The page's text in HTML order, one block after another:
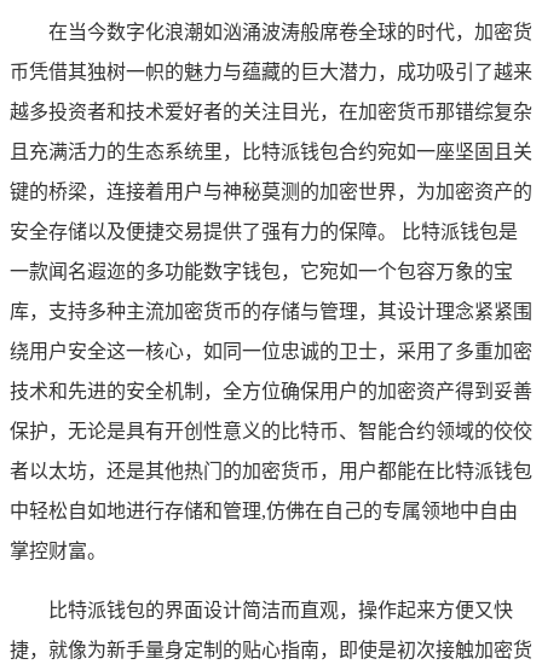
在当今数字化浪潮如汹涌波涛般席卷全球的时代，加密货
币凭借其独树一帜的魅力与蕴藏的巨大潜力，成功吸引了越来
越多投资者和技术爱好者的关注目光，在加密货币那错综复杂
且充满活力的生态系统里，比特派钱包合约宛如一座坚固且关
键的桥梁，连接着用户与神秘莫测的加密世界，为加密资产的
安全存储以及便捷交易提供了强有力的保障。 比特派钱包是
一款闻名遐迩的多功能数字钱包，它宛如一个包容万象的宝
库，支持多种主流加密货币的存储与管理，其设计理念紧紧围
绕用户安全这一核心，如同一位忠诚的卫士，采用了多重加密
技术和先进的安全机制，全方位确保用户的加密资产得到妥善
保护，无论是具有开创性意义的比特币、智能合约领域的佼佼
者以太坊，还是其他热门的加密货币，用户都能在比特派钱包
中轻松自如地进行存储和管理,仿佛在自己的专属领地中自由
掌控财富。
比特派钱包的界面设计简洁而直观，操作起来方便又快
捷，就像为新手量身定制的贴心指南，即使是初次接触加密货